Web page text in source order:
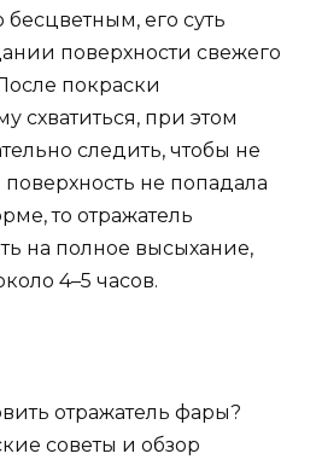
бесцветным, его суть
поверхности свежего
покраски
схватиться, при этом
следить, чтобы не
не попадала
то отражатель
на полное высыхание,
4–5 часов.